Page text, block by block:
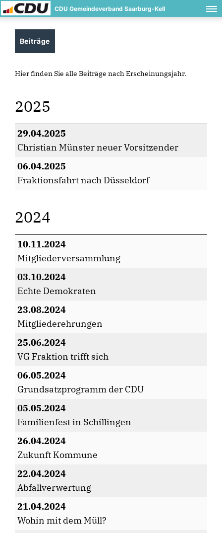
CDU Gemeindeverband Saarburg-Kell
Beiträge
Hier finden Sie alle Beiträge nach Erscheinungsjahr.
2025
29.04.2025
Christian Münster neuer Vorsitzender
06.04.2025
Fraktionsfahrt nach Düsseldorf
2024
10.11.2024
Mitgliederversammlung
03.10.2024
Echte Demokraten
23.08.2024
Mitgliederehrungen
25.06.2024
VG Fraktion trifft sich
06.05.2024
Grundsatzprogramm der CDU
05.05.2024
Familienfest in Schillingen
26.04.2024
Zukunft Kommune
22.04.2024
Abfallverwertung
21.04.2024
Wohin mit dem Müll?